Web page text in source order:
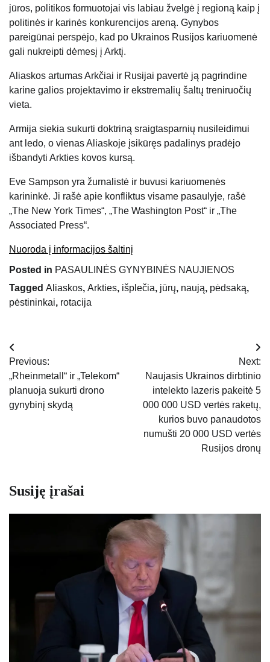
jūros, politikos formuotojai vis labiau žvelgė į regioną kaip į
politinės ir karinės konkurencijos areną. Gynybos
pareigūnai perspėjo, kad po Ukrainos Rusijos kariuomenė
gali nukreipti dėmesį į Arktį.
Aliaskos artumas Arkčiai ir Rusijai pavertė ją pagrindine
karine galios projektavimo ir ekstremalių šaltų treniruočių
vieta.
Armija siekia sukurti doktriną sraigtasparnių nusileidimui
ant ledo, o vienas Aliaskoje įsikūręs padalinys pradėjo
išbandyti Arkties kovos kursą.
Eve Sampson yra žurnalistė ir buvusi kariuomenės
karininkė. Ji rašė apie konfliktus visame pasaulyje, rašė
„The New York Times“, „The Washington Post“ ir „The
Associated Press“.
Nuoroda į informacijos šaltinį
Posted in PASAULINĖS GYNYBINĖS NAUJIENOS
Tagged Aliaskos, Arkties, išplečia, jūrų, naują, pėdsaką,
pėstininkai, rotacija
Navigacija
tarp
įrašų
Previous:
„Rheinmetall“ ir „Telekom“
planuoja sukurti drono
gynybinį skydą
Next:
Naujasis Ukrainos dirbtinio
intelekto lazeris pakeitė 5
000 000 USD vertės raketų,
kurios buvo panaudotos
numušti 20 000 USD vertės
Rusijos dronų
Susiję įrašai